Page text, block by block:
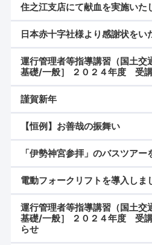
住之江支店にて献血を実施いた
日本赤十字社様より感謝状をい
運行管理者等指導講習（国土
基礎/一般］ ２０２４年度 受
謹賀新年
【恒例】お善哉の振舞い
「伊勢神宮参拝」のバスツアー
電動フォークリフトを導入しま
運行管理者等指導講習（国土
基礎/一般］ ２０２４年度 受
らせ